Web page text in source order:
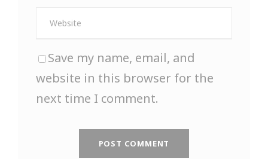
Save my name, email, and
website in this browser for the
next time I comment.